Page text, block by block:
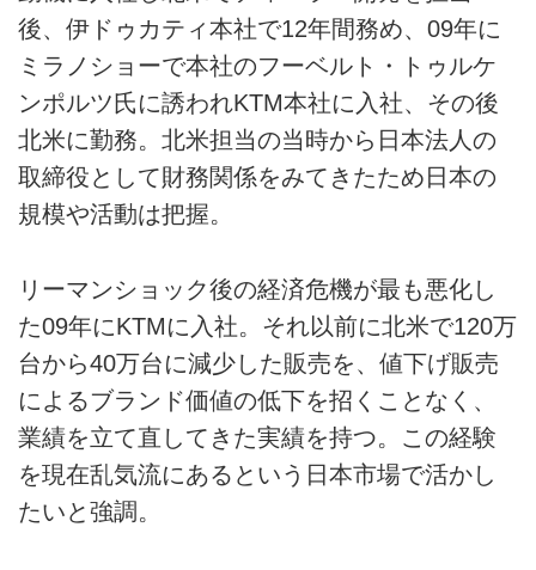
後、伊ドゥカティ本社で12年間務め、09年に
ミラノショーで本社のフーベルト・トゥルケ
ンポルツ氏に誘われKTM本社に入社、その後
北米に勤務。北米担当の当時から日本法人の
取締役として財務関係をみてきたため日本の
規模や活動は把握。
リーマンショック後の経済危機が最も悪化し
た09年にKTMに入社。それ以前に北米で120万
台から40万台に減少した販売を、値下げ販売
によるブランド価値の低下を招くことなく、
業績を立て直してきた実績を持つ。この経験
を現在乱気流にあるという日本市場で活かし
たいと強調。